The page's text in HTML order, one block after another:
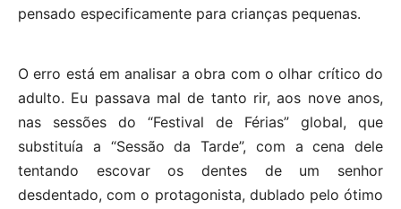
pensado especificamente para crianças pequenas.
O erro está em analisar a obra com o olhar crítico do
adulto. Eu passava mal de tanto rir, aos nove anos,
nas sessões do “Festival de Férias” global, que
substituía a “Sessão da Tarde”, com a cena dele
tentando escovar os dentes de um senhor
desdentado, com o protagonista, dublado pelo ótimo